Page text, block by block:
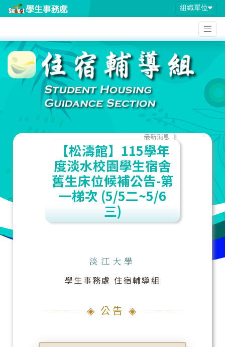
組織單位
最新消息
【松濤館】115學年
度淡水校園學生宿舍
舊生床位候補公告-第
一梯次 (5/5二~5/6
三)
淡江大學
學生事務處 住宿輔導組
◈ 公告 ◈